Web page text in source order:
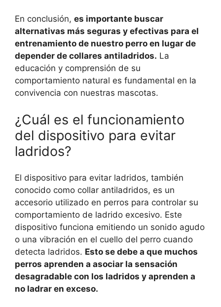
En conclusión, es importante buscar
alternativas más seguras y efectivas para el
entrenamiento de nuestro perro en lugar de
depender de collares antiladridos. La
educación y comprensión de su
comportamiento natural es fundamental en la
convivencia con nuestras mascotas.
¿Cuál es el funcionamiento
del dispositivo para evitar
ladridos?
El dispositivo para evitar ladridos, también
conocido como collar antiladridos, es un
accesorio utilizado en perros para controlar su
comportamiento de ladrido excesivo. Este
dispositivo funciona emitiendo un sonido agudo
o una vibración en el cuello del perro cuando
detecta ladridos. Esto se debe a que muchos
perros aprenden a asociar la sensación
desagradable con los ladridos y aprenden a
no ladrar en exceso.